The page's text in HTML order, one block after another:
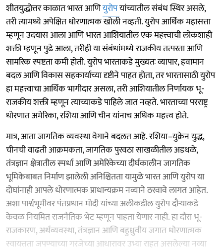
शीतयुद्धोत्तर काळात भारत आणियुरोपयांच्यातील संबंध स्थिर असले,
तरी त्यामध्ये अपेक्षित धोरणात्मक खोली नव्हती. युरोप आर्थिक महासत्ता
म्हणून उदयास आला आणि भारत आशियातील एक महत्त्वाची लोकशाही
शक्ती म्हणून पुढे आला, तरीही या संबंधांमध्ये राजकीय तत्परता आणि
सामरिक स्पष्टता कमी होती. युरोप भारताकडे मुख्यतः व्यापार, हवामान
बदल आणि विकास सहकार्याच्या दृष्टीने पाहत होता, तर भारतासाठी युरोप
हा महत्त्वाचा आर्थिक भागीदार असला, तरी आशियातील निर्णायक भू-
राजकीय शक्ती म्हणून त्याच्याकडे पाहिले जात नव्हते. भारताच्या परराष्ट्र
धोरणात अमेरिका, रशिया आणि चीन यांनाच अधिक महत्त्व होते.
मात्र, आता जागतिक व्यवस्था वेगाने बदलत आहे. रशिया–युक्रेन युद्ध,
चीनची वाढती आक्रमकता, जागतिक पुरवठा साखळीतील अडथळे,
तंत्रज्ञान क्षेत्रातील स्पर्धा आणि अमेरिकेच्या दीर्घकालीन जागतिक
भूमिकेबाबत निर्माण झालेली अनिश्चितता यामुळे भारत आणि युरोप या
दोघांनाही आपले धोरणात्मक प्राधान्यक्रम नव्याने ठरवावे लागत आहेत.
अशा पार्श्वभूमीवर पंतप्रधान मोदी यांच्या अलीकडील युरोप दौऱ्याकडे
केवळ नियमित राजनैतिक भेट म्हणून पाहता येणार नाही. हा दौरा भू-
राजकारण, अर्थव्यवस्था, तंत्रज्ञान आणि बहुध्रुवीय जगात धोरणात्मक
स्वायत्तता जपण्याच्या गरजेच्या आधारावर उभ्या राहत असलेल्या नव्या